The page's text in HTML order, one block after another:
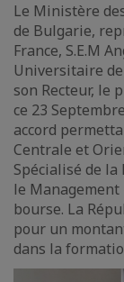
Le Ministère
de Bulgarie,
France, S.E.M
Universitaire
son Recteur, le
ce 23
accord
Centrale et
Spécialisé de
le Management
bourse. La
pour un
dans la